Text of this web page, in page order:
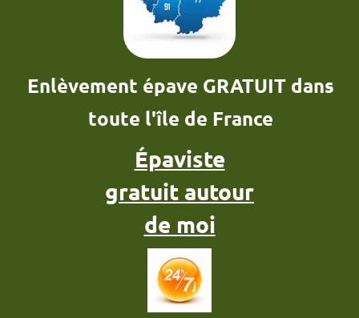
Enlèvement épave GRATUIT dans
toute l'île de France
Épaviste
gratuit autour
de moi